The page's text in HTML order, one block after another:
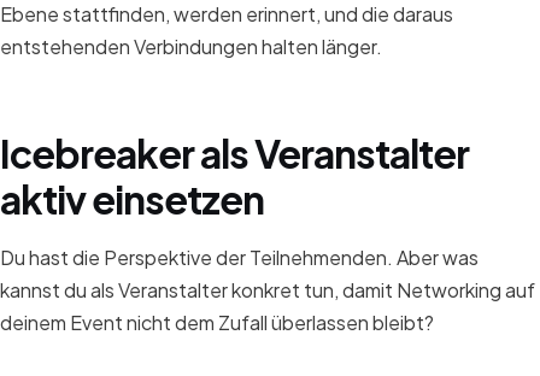
Ebene stattfinden, werden erinnert, und die daraus
entstehenden Verbindungen halten länger.
Icebreaker als Veranstalter
aktiv einsetzen
Du hast die Perspektive der Teilnehmenden. Aber was
kannst du als Veranstalter konkret tun, damit Networking auf
deinem Event nicht dem Zufall überlassen bleibt?